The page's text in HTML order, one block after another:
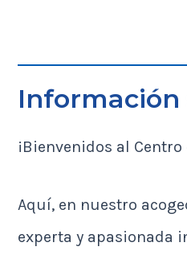
Información
¡Bienvenidos al
Aquí, en nuestro
experta y apasionada